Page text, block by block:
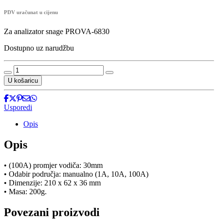
PDV uračunat u cijenu
Za analizator snage PROVA-6830
Dostupno uz narudžbu
PROVA-
6801
-
Set
strujnih
kliješta
količina
U košaricu
Usporedi
Opis
Opis
• (100A) promjer vodiča: 30mm
• Odabir područja: manualno (1A, 10A, 100A)
• Dimenzije: 210 x 62 x 36 mm
• Masa: 200g.
Povezani proizvodi